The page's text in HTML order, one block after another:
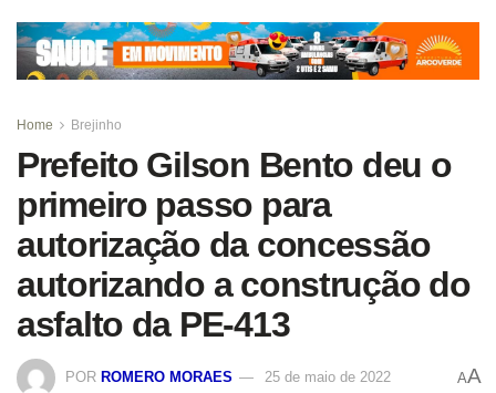
Home Brejinho
Prefeito Gilson Bento deu o
primeiro passo para
autorização da concessão
autorizando a construção do
asfalto da PE-413
POR ROMERO MORAES 25 de maio de 2022 AA